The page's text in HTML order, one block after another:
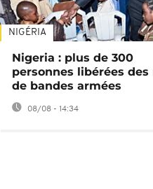
NIGÉRIA
Nigeria : plus de 300
personnes libérées des
de bandes armées
08/08 - 14:34